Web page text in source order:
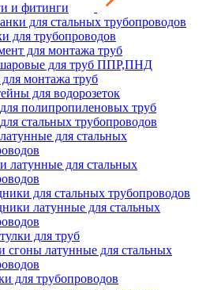
и фитинги
для стальных трубопроводов
для трубопроводов
для монтажа труб
для труб ППР,ПНД
монтажа труб
для водорозеток
полипропиленовых труб
стальных трубопроводов
для стальных
латунные для стальных
для стальных трубопроводов
латунные для стальных
для труб
сгоны латунные для стальных
для трубопроводов